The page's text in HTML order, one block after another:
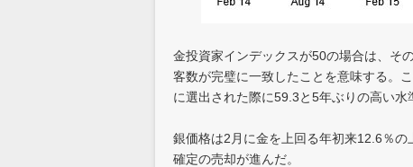
金投資家インデックスが50の場合は、そ
客数が完璧に一致したことを意味する。
に選出された際に59.3と5年ぶりの高い水
銀価格は2月に金を上回る年初来12.6％
確定の売却が進んだ。